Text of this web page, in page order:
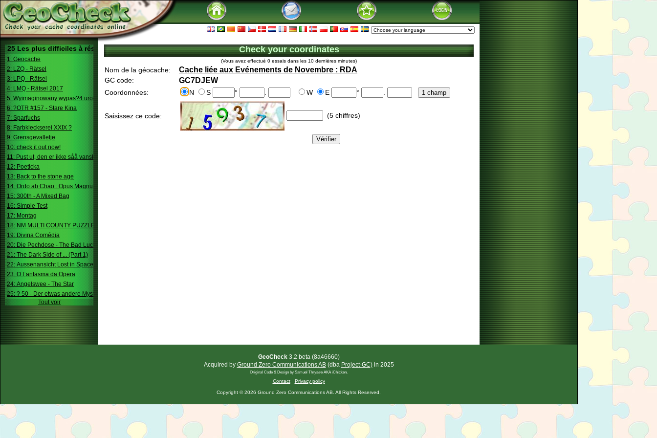
25 Les plus difficiles à résoudre
1: Geocache
2: LZQ - Rätsel
3: LPQ - Rätsel
4: LMQ - Rätsel 2017
5: Wyimaginowany wypas?4 urodziny
6: ?OTR #157 - Stare Kina
7: Sparfuchs
8: Farbkleckserei XXIX ?
9: Grensgevalletje
10: check it out now!
11: Pust ut, den er ikke såå vanskelig.
12: Poeticka
13: Back to the stone age
14: Ordo ab Chao : Opus Magnum
15: 300th - A Mixed Bag
16: Simple Test
17: Montag
18: NM MULTI COUNTY PUZZLE
19: Divina Comédia
20: Die Pechdose - The Bad Luck Box
21: The Dark Side of ... (Part 1)
22: Aussenansicht Lost in Space
23: O Fantasma da Opera
24: Angelswee - The Star
25: ? 50 - Der etwas andere Mystery
Tout voir
Check your coordinates
(Vous avez effectué 0 essais dans les 10 dernières minutes)
Nom de la géocache: Cache liée aux Evénements de Novembre : RDA
GC code: GC7DJEW
Coordonnées: N S ° W E °
Saisissez ce code: (5 chiffres)
GeoCheck3.2 beta (8a46660)
Acquired by Ground Zero Communications AB(dba Project-GC)in 2025
Original Code & Design by Samuel Thrysøe AKA iChicken.
Contact Privacy policy
Copyright © 2026 Ground Zero Communications AB. All Rights Reserved.